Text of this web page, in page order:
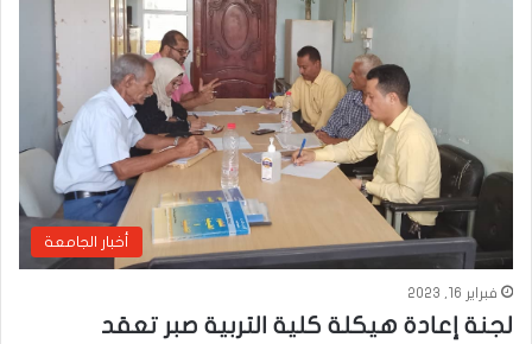
أخبار الجامعة
فبراير 16, 2023
لجنة إعادة هيكلة كلية التربية صبر تعقد